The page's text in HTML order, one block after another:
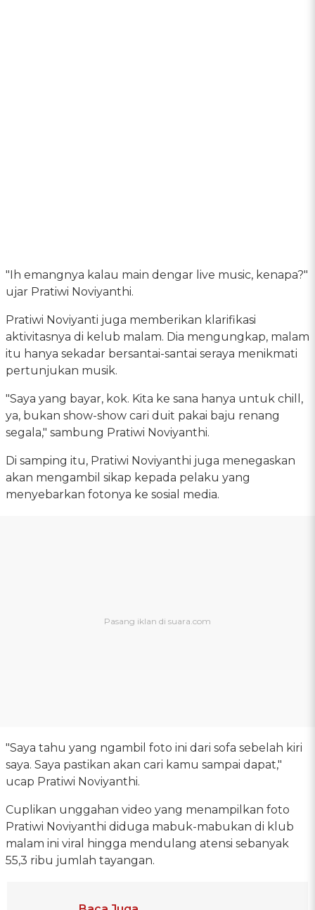
"Ih emangnya kalau main dengar live music, kenapa?"
ujar Pratiwi Noviyanthi.
Pratiwi Noviyanti juga memberikan klarifikasi
aktivitasnya di kelub malam. Dia mengungkap, malam
itu hanya sekadar bersantai-santai seraya menikmati
pertunjukan musik.
"Saya yang bayar, kok. Kita ke sana hanya untuk chill,
ya, bukan show-show cari duit pakai baju renang
segala," sambung Pratiwi Noviyanthi.
Di samping itu, Pratiwi Noviyanthi juga menegaskan
akan mengambil sikap kepada pelaku yang
menyebarkan fotonya ke sosial media.
"Saya tahu yang ngambil foto ini dari sofa sebelah kiri
saya. Saya pastikan akan cari kamu sampai dapat,"
ucap Pratiwi Noviyanthi.
Cuplikan unggahan video yang menampilkan foto
Pratiwi Noviyanthi diduga mabuk-mabukan di klub
malam ini viral hingga mendulang atensi sebanyak
55,3 ribu jumlah tayangan.